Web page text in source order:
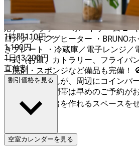
Wi-Fi完備！ 動画視聴やネット作業も
設備一覧 ・大画面テレビ（地デジ・
応） ・ソファー ・ボードゲーム 🍳 キッチン設備 ・IHコン
ロ／クッキングヒーター ・BRUNO
きプレート ・冷蔵庫／電子レンジ／
一式（お皿、カトラリー、フライパ
・洗剤・スポンジなど備品も完備！ 🚫 専用駐車場・駐輪場
はございませんが、周辺にコインパー
週末や夜の時間帯は早めのご予約が
使えて、思い出を作れるスペースを
1時間110円〜
1,100円
1日13,200円
直前割
割引価格を見る
空室カレンダーを見る